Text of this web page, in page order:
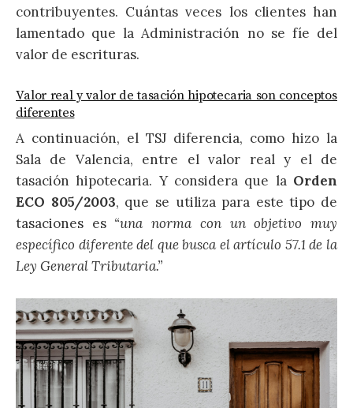
contribuyentes. Cuántas veces los clientes han
lamentado que la Administración no se fíe del
valor de escrituras.
Valor real y valor de tasación hipotecaria son conceptos
diferentes
A continuación, el TSJ diferencia, como hizo la
Sala de Valencia, entre el valor real y el de
tasación hipotecaria. Y considera que la Orden
ECO 805/2003, que se utiliza para este tipo de
tasaciones es “una norma con un objetivo muy
específico diferente del que busca el artículo 57.1 de la
Ley General Tributaria.”